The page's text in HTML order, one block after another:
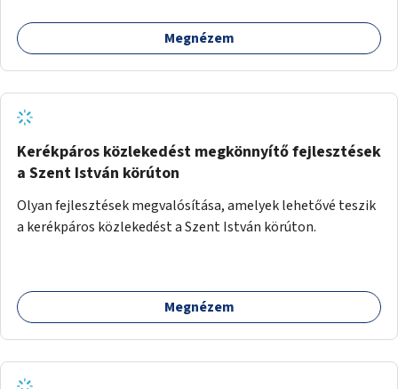
Megnézem
Kerékpáros közlekedést megkönnyítő fejlesztések
a Szent István körúton
Olyan fejlesztések megvalósítása, amelyek lehetővé teszik
a kerékpáros közlekedést a Szent István körúton.
Megnézem